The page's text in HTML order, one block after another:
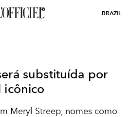
BRAZIL
substituída por
icônico
Meryl Streep, nomes como